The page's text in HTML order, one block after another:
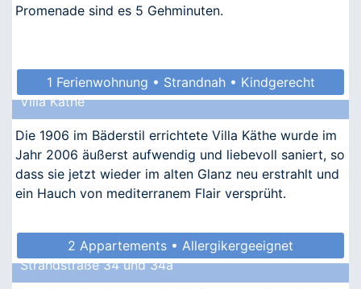
Promenade sind es 5 Gehminuten.
1 Ferienwohnung • Strandnah • Kindgerecht
Villa Käthe
Die 1906 im Bäderstil errichtete Villa Käthe wurde im
Jahr 2006 äußerst aufwendig und liebevoll saniert, so
dass sie jetzt wieder im alten Glanz neu erstrahlt und
ein Hauch von mediterranem Flair versprüht.
2 Appartements • Allergikergeeignet
Strandstraße 34 und 34a